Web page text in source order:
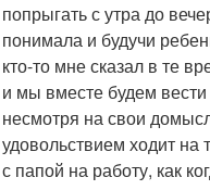
попрыгать с утра до
понимала и будучи
кто-то мне сказал в те
и мы вместе будем
несмотря на свои
удовольствием ходит на
с папой на работу, как